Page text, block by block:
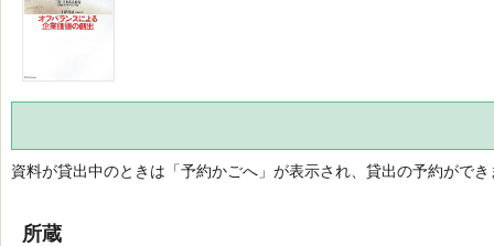
資料が貸出中のときは「予約かごへ」が表示され、貸出の予約ができ
所蔵